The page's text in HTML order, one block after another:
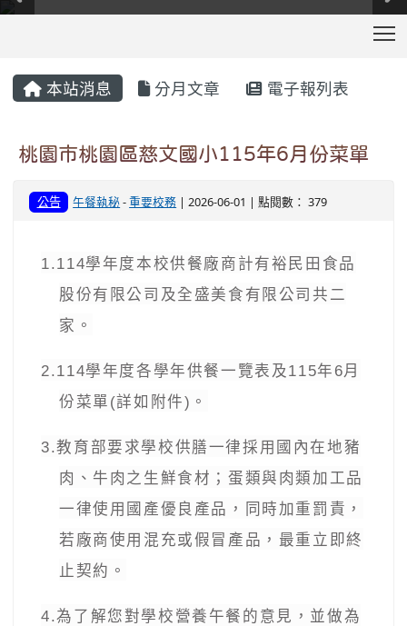
本站消息 分月文章 電子報列表
桃園市桃園區慈文國小115年6月份菜單
公告 午餐執秘-重要校務 | 2026-06-01 | 點閱數： 379
1.114學年度本校供餐廠商計有裕民田食品
股份有限公司及全盛美食有限公司共二
家。
2.114學年度各學年供餐一覽表及 115年 6月
份菜單 (詳如附件) 。
3.教育部要求學校供膳一律採用國內在地豬
肉、牛肉之生鮮食材；蛋類與肉類加工品
一律使用國產優良產品，同時加重罰責，
若廠商使用混充或假冒產品，最重立即終
止契約。
4.為了解您對學校營養午餐的意見，並做為